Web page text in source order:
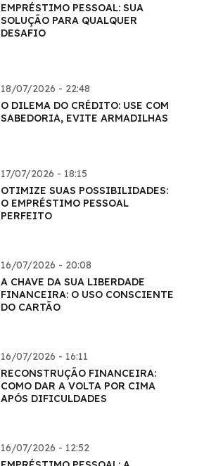
EMPRÉSTIMO PESSOAL: SUA
SOLUÇÃO PARA QUALQUER
DESAFIO
18/07/2026 - 22:48
O DILEMA DO CRÉDITO: USE COM
SABEDORIA, EVITE ARMADILHAS
17/07/2026 - 18:15
OTIMIZE SUAS POSSIBILIDADES:
O EMPRÉSTIMO PESSOAL
PERFEITO
16/07/2026 - 20:08
A CHAVE DA SUA LIBERDADE
FINANCEIRA: O USO CONSCIENTE
DO CARTÃO
16/07/2026 - 16:11
RECONSTRUÇÃO FINANCEIRA:
COMO DAR A VOLTA POR CIMA
APÓS DIFICULDADES
16/07/2026 - 12:52